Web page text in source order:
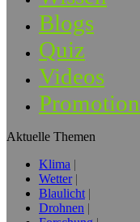
Blogs
Quiz
Videos
Aktuelle Themen
Klima
Wetter
Blaulicht
Drohnen